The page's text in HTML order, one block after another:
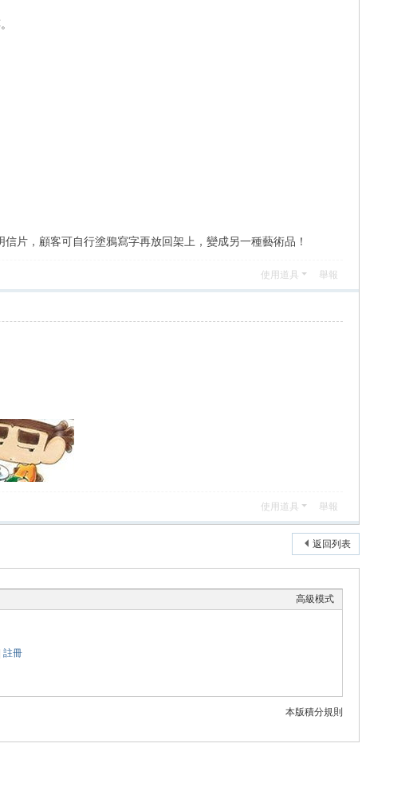
，顧客可自行塗鴉寫字再放回架上，變成另一種藝術品！
使用道具 舉報
使用道具 舉報
返回列表
高級模式
註冊
本版積分規則